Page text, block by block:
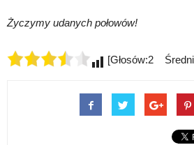
Życzymy udanych połowów!
[Głosów:2